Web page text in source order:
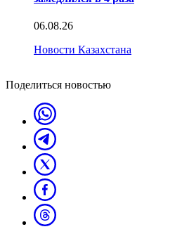
06.08.26
Новости Казахстана
Поделиться новостью